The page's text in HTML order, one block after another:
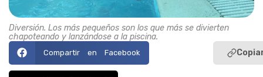
Diversión. Los más pequeños son los que más se divierten
chapoteando y lanzándose a la piscina.
Compartir en Facebook